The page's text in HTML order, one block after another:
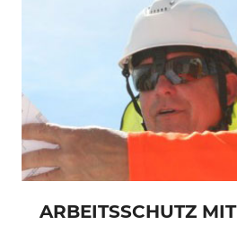
ARBEITSSCHUTZ